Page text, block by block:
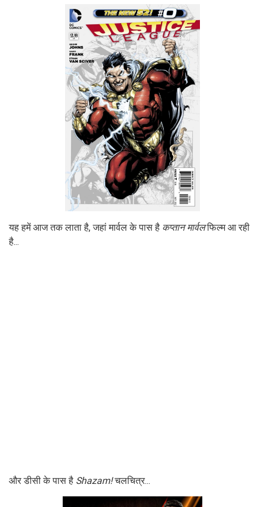
यह हमें आज तक लाता है, जहां मार्वल के पास है कप्तान मार्वलफिल्म आ रही
है...
और डीसी के पास है Shazam!चलचित्र...